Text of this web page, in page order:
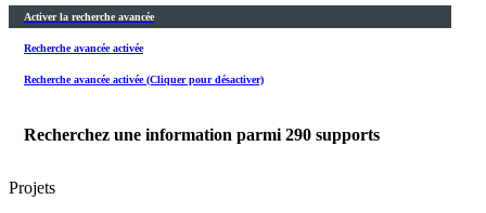
Activer la recherche avancée
Recherche avancée activée
Recherche avancée activée (Cliquer pour désactiver)
Recherchez une information parmi 290 supports
Projets